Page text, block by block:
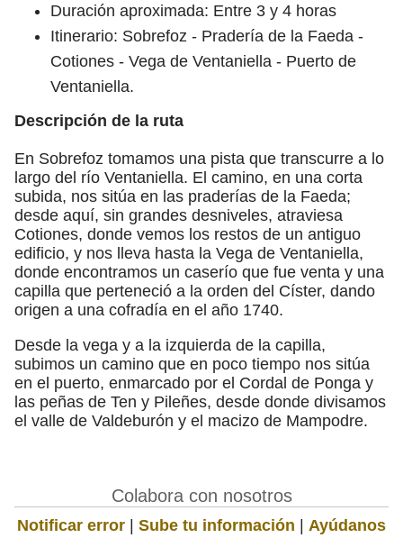
Duración aproximada: Entre 3 y 4 horas
Itinerario: Sobrefoz - Pradería de la Faeda -
Cotiones - Vega de Ventaniella - Puerto de
Ventaniella.
Descripción de la ruta
En Sobrefoz tomamos una pista que transcurre a lo
largo del río Ventaniella. El camino, en una corta
subida, nos sitúa en las praderías de la Faeda;
desde aquí, sin grandes desniveles, atraviesa
Cotiones, donde vemos los restos de un antiguo
edificio, y nos lleva hasta la Vega de Ventaniella,
donde encontramos un caserío que fue venta y una
capilla que perteneció a la orden del Císter, dando
origen a una cofradía en el año 1740.
Desde la vega y a la izquierda de la capilla,
subimos un camino que en poco tiempo nos sitúa
en el puerto, enmarcado por el Cordal de Ponga y
las peñas de Ten y Pileñes, desde donde divisamos
el valle de Valdeburón y el macizo de Mampodre.
Colabora con nosotros
Notificar error | Sube tu información | Ayúdanos